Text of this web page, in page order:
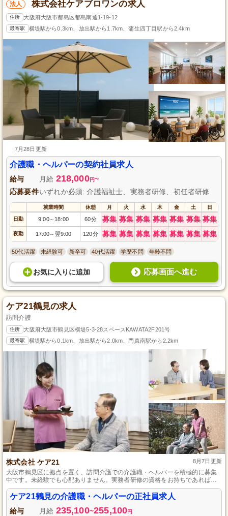
法人 株式会社ケアプロワンの求人
住所 大阪府大阪市都島区都島南通1-19-12
最寄駅 横堤駅から0.3km、放出駅から1.7km、蒲生四丁目駅から2.4km
7月28日更新
介護職・ヘルパーの契約社員求人
給与 月給 218,000円~
応募要件いずれか必須: 介護福祉士、実務者研修、初任者研修
就業時間 休憩 月 火 水 木 金 土 日
日勤 9:00～ 18:00 60分 募集 募集 募集 募集 募集 募集 募集
夜勤 17:00～ 翌9:00 120分 募集 募集 募集 募集 募集 募集 募集
50代活躍 未経験可 新卒可 40代活躍 学歴不問 年齢不問
お気に入り に追加 応募画面へ進む
ケア21鶴見の求人
訪問介護
住所 大阪府大阪市鶴見区横堤5-3-28スペースKAWATA2F201号
最寄駅 横堤駅から0.1km、放出駅から2.0km、門真南駅から2.2km
株式会社 ケア21 8月7日更新
大阪市鶴見区に拠点を置く、訪問介護での介護職・ヘルパーを積極的に募集
中です。未経験でも心配ありません。実務者研修の資格をお持ちであれば、
充実した同行研修を通してしっかりとサポートします。社会保険完備と退職
金制度があり、安定して長く働ける環境がここにはあります。年齢を気にせ
ず、長期的なキャリア形成を目指せることも魅力の一つです。
ケア21鶴見の介護職・ヘルパーの正社員求人
給与 月給 235,100~255,100円